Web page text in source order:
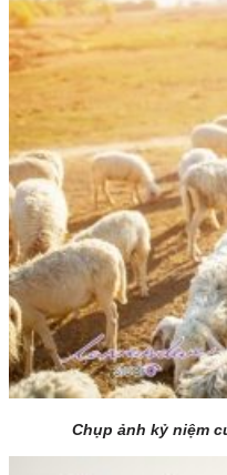
Chụp ảnh kỷ niệm